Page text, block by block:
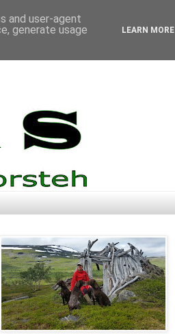
and user-agent
generate usage
LEARN MORE